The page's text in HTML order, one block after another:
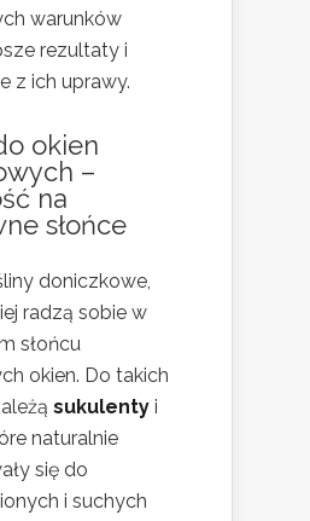
warunków
rezultaty i
z ich uprawy.
okien
–
na
słońce
doniczkowe,
radzą sobie w
słońcu
okien. Do takich
sukulenty i
naturalnie
się do
i suchych